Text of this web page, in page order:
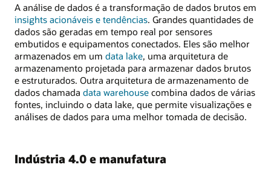
A análise de dados é a transformação de dados brutos em
insights acionáveis e tendências. Grandes quantidades de
dados são geradas em tempo real por sensores
embutidos e equipamentos conectados. Eles são melhor
armazenados em um data lake, uma arquitetura de
armazenamento projetada para armazenar dados brutos
e estruturados. Outra arquitetura de armazenamento de
dados chamada data warehouse combina dados de várias
fontes, incluindo o data lake, que permite visualizações e
análises de dados para uma melhor tomada de decisão.
Indústria 4.0 e manufatura